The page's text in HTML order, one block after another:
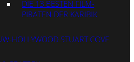
DIE 13 BESTEN FILM-
PIRATEN DER KARIBIK
HOLLYWOOD STUART COVE